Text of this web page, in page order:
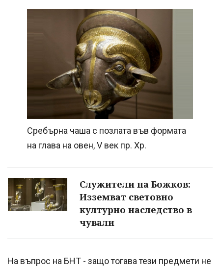
Сребърна чаша с позлата във формата
на глава на овен, V век пр. Хр.
Служители на Божков:
Изземват световно
културно наследство в
чували
На въпрос на БНТ - защо тогава тези предмети не